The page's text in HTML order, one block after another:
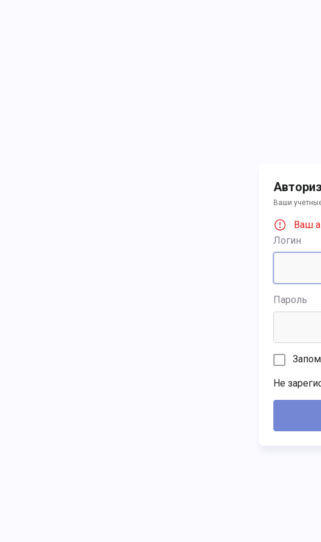
Ваши
Ваш
Логин
Пароль
Не